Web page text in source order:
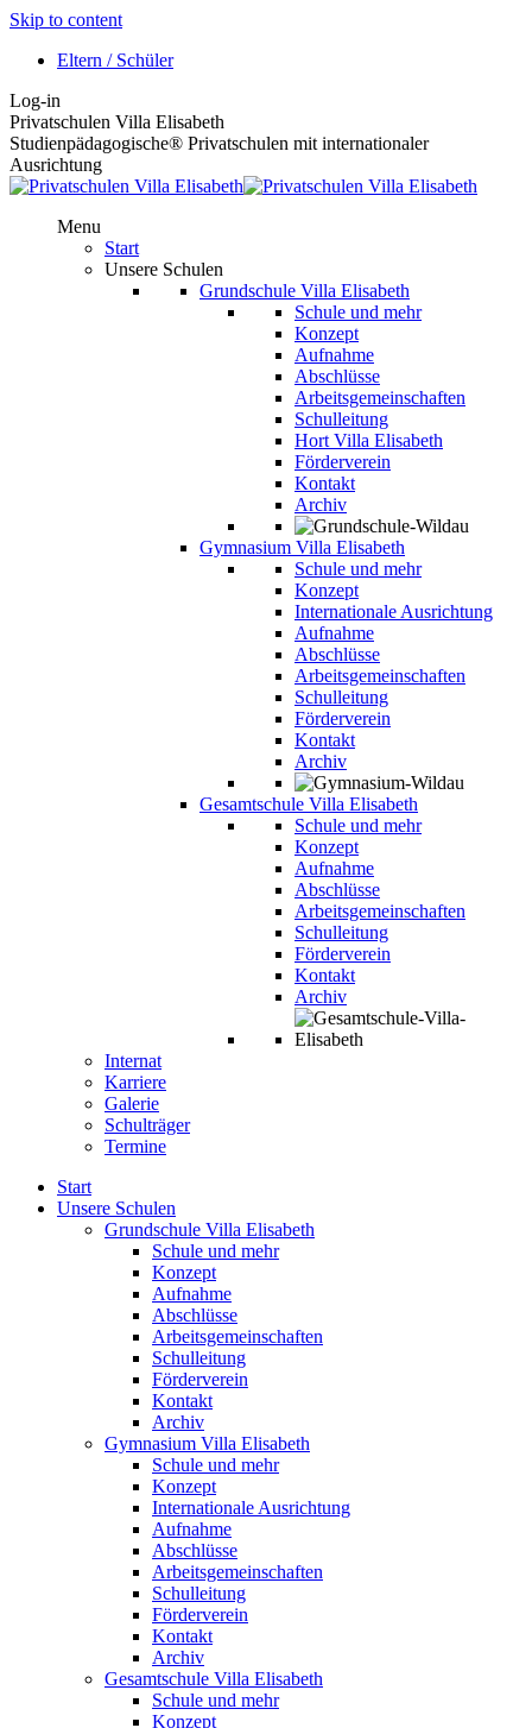
Skip to content
Eltern / Schüler
Log-in
Privatschulen Villa Elisabeth
Studienpädagogische® Privatschulen mit internationaler
Ausrichtung
Menu
Start
Unsere Schulen
Grundschule Villa Elisabeth
Schule und mehr
Konzept
Aufnahme
Abschlüsse
Arbeitsgemeinschaften
Schulleitung
Hort Villa Elisabeth
Förderverein
Kontakt
Archiv
Gymnasium Villa Elisabeth
Schule und mehr
Konzept
Internationale Ausrichtung
Aufnahme
Abschlüsse
Arbeitsgemeinschaften
Schulleitung
Förderverein
Kontakt
Archiv
Gesamtschule Villa Elisabeth
Schule und mehr
Konzept
Aufnahme
Abschlüsse
Arbeitsgemeinschaften
Schulleitung
Förderverein
Kontakt
Archiv
Internat
Karriere
Galerie
Schulträger
Termine
Start
Unsere Schulen
Grundschule Villa Elisabeth
Schule und mehr
Konzept
Aufnahme
Abschlüsse
Arbeitsgemeinschaften
Schulleitung
Förderverein
Kontakt
Archiv
Gymnasium Villa Elisabeth
Schule und mehr
Konzept
Internationale Ausrichtung
Aufnahme
Abschlüsse
Arbeitsgemeinschaften
Schulleitung
Förderverein
Kontakt
Archiv
Gesamtschule Villa Elisabeth
Schule und mehr
Konzept